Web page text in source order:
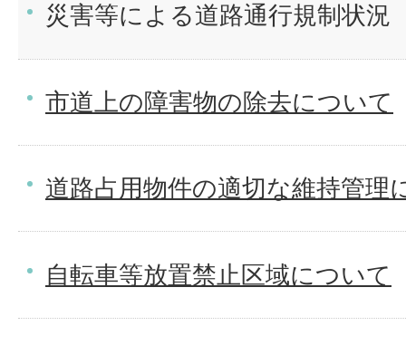
災害等による道路通行規制状況
市道上の障害物の除去について
道路占用物件の適切な維持管理
自転車等放置禁止区域について